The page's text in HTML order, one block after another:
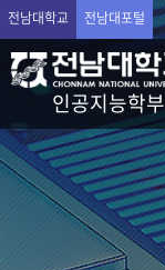
전남대학교 전남대포털
인공지능학부